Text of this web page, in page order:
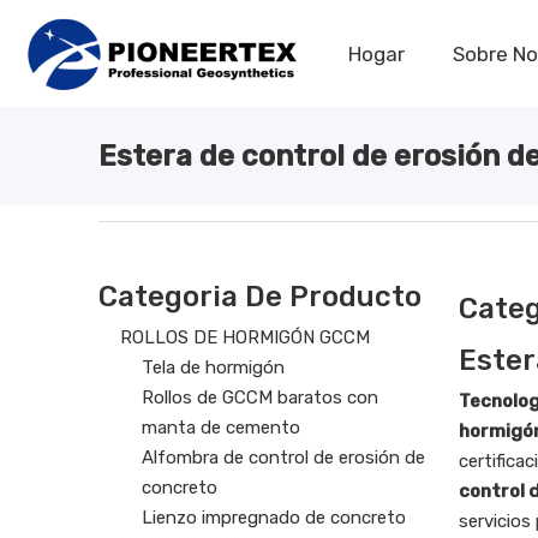
Hogar Sobre
Estera de control de erosión
Categoria De Producto
ROLLOS DE HORMIGÓN GCCM
Tela de hormigón
Rollos de GCCM baratos con
manta de cemento
Alfombra de control de erosión de
concreto
Lienzo impregnado de concreto
control
servicios